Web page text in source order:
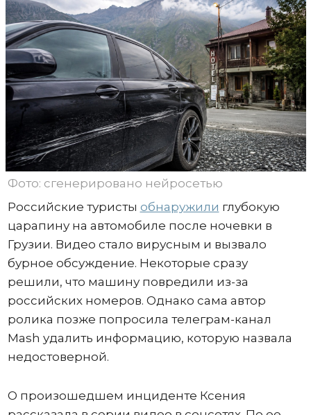
Фото: сгенерировано нейросетью
Российские туристы обнаружили глубокую
царапину на автомобиле после ночевки в
Грузии. Видео стало вирусным и вызвало
бурное обсуждение. Некоторые сразу
решили, что машину повредили из-за
российских номеров. Однако сама автор
ролика позже попросила телеграм-канал
Mash удалить информацию, которую назвала
недостоверной.
О произошедшем инциденте Ксения